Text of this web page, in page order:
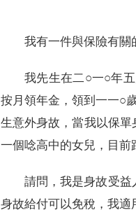
我有一件與保險有關
我先生在二○一○年
按月領年金，領到一一○
生意外身故，當我以保
一個唸高中的女兒，目前
請問，我是身故受
身故給付可以免稅，我適